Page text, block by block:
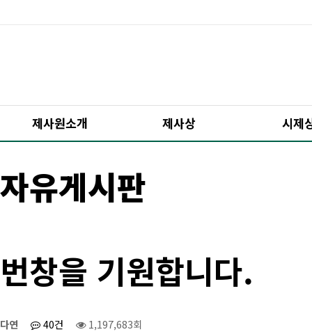
제사원소개 제사상 시제
자유게시판
번창을 기원합니다.
다연 40건 1,197,683회